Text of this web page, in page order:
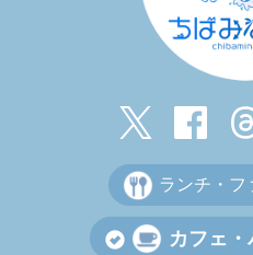
ランチ・フ
カフェ